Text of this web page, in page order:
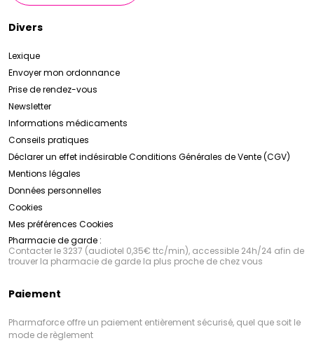
Divers
Lexique
Envoyer mon ordonnance
Prise de rendez-vous
Newsletter
Informations médicaments
Conseils pratiques
Déclarer un effet indésirableConditions Générales de Vente (CGV)
Mentions légales
Données personnelles
Cookies
Mes préférences Cookies
Pharmacie de garde :
Contacter le 3237 (audiotel 0,35€ ttc/min), accessible 24h/24 afin de
trouver la pharmacie de garde la plus proche de chez vous
Paiement
Pharmaforce offre un paiement entièrement sécurisé, quel que soit le
mode de règlement